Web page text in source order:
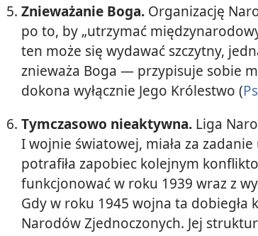
Znieważanie Boga.Organizację
po to, by „utrzymać
ten może się wydawać szczytny,
znieważa Boga — przypisuje sobie
dokona wyłącznie Jego Królestwo (
Tymczasowo nieaktywna.Liga
I wojnie światowej, miała za
potrafiła zapobiec kolejnym
funkcjonować w roku 1939 wraz z
Gdy w roku 1945 wojna ta
Narodów Zjednoczonych. Jej